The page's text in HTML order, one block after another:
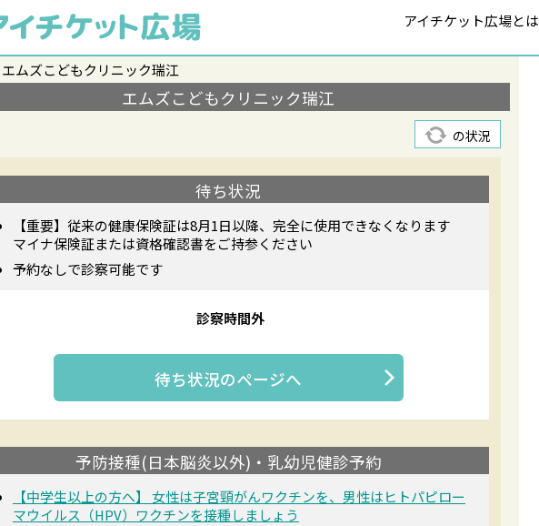
アイチケット広場とは
エムズこどもクリニック瑞江
エムズこどもクリニック瑞江
の状況
待ち状況
【重要】従来の健康保険証は8月1日以降、完全に使用できなくなります
マイナ保険証または資格確認書をご持参ください
予約なしで診察可能です
診察時間外
待ち状況のページへ
予防接種(日本脳炎以外)・乳幼児健診予約
【中学生以上の方へ】 女性は子宮頸がんワクチンを、男性はヒトパピロー
マウイルス（HPV）ワクチンを接種しましょう